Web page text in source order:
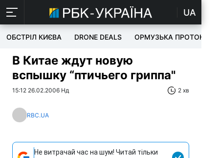
UA
ОБСТРІЛ КИЄВА DRONE DEALS ОРМУЗЬКА ПРОТОКА
В Китае ждут новую
вспышку “птичьего гриппа"
15:12 26.02.2006 Нд 2 хв
RBC.UA
Не витрачай час на шум! Читай тільки